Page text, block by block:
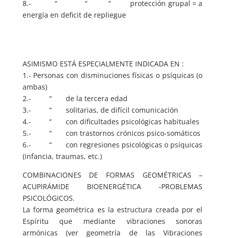
8.- “ “ “ protección grupal = a
energía en deficit de repliegue
ASIMISMO ESTÁ ESPECIALMENTE INDICADA EN :
1.- Personas con disminuciones físicas o psíquicas (o
ambas)
2.- “ de la tercera edad
3.- “ solitarias, de difícil comunicación
4.- “ con dificultades psicológicas habituales
5.- “ con trastornos crónicos psico-somáticos
6.- “ con regresiones psicológicas o psíquicas
(infancia, traumas, etc.)
COMBINACIONES DE FORMAS GEOMÉTRICAS –
ACUPIRÁMIDE BIOENERGÉTICA -PROBLEMAS
PSICOLÓGICOS.
La forma geométrica es la estructura creada por el
Espíritu que mediante vibraciones sonoras
armónicas (ver geometría de las Vibraciones